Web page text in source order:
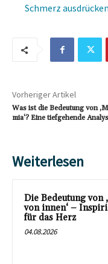
Schmerz ausdrücken
Vorheriger Artikel
Was ist die Bedeutung von
mia‘? Eine tiefgehende
Weiterlesen
Die Bedeutung von
von innen‘ –
für das Herz
04.08.2026